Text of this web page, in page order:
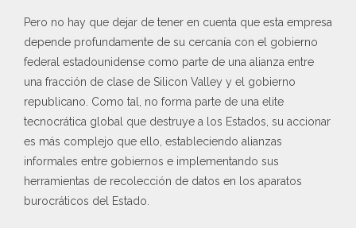
Pero no hay que dejar de tener en cuenta que esta empresa
depende profundamente de su cercanía con el gobierno
federal estadounidense como parte de una alianza entre
una fracción de clase de Silicon Valley y el gobierno
republicano. Como tal, no forma parte de una elite
tecnocrática global que destruye a los Estados, su accionar
es más complejo que ello, estableciendo alianzas
informales entre gobiernos e implementando sus
herramientas de recolección de datos en los aparatos
burocráticos del Estado.